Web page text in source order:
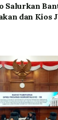
Salurkan
dan Kios